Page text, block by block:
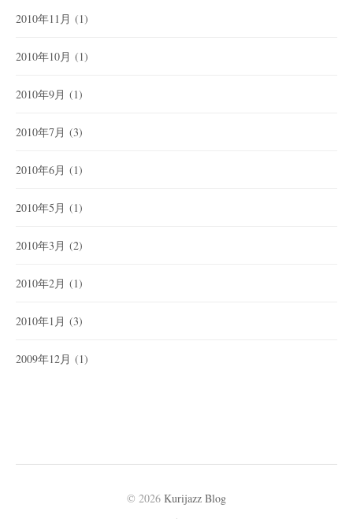
2010年11月 (1)
2010年10月 (1)
2010年9月 (1)
2010年7月 (3)
2010年6月 (1)
2010年5月 (1)
2010年3月 (2)
2010年2月 (1)
2010年1月 (3)
2009年12月 (1)
© 2026 Kurijazz Blog